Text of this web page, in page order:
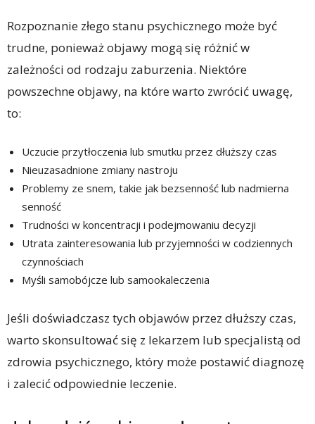
Rozpoznanie złego stanu psychicznego może być
trudne, ponieważ objawy mogą się różnić w
zależności od rodzaju zaburzenia. Niektóre
powszechne objawy, na które warto zwrócić uwagę,
to:
Uczucie przytłoczenia lub smutku przez dłuższy czas
Nieuzasadnione zmiany nastroju
Problemy ze snem, takie jak bezsenność lub nadmierna
senność
Trudności w koncentracji i podejmowaniu decyzji
Utrata zainteresowania lub przyjemności w codziennych
czynnościach
Myśli samobójcze lub samookaleczenia
Jeśli doświadczasz tych objawów przez dłuższy czas,
warto skonsultować się z lekarzem lub specjalistą od
zdrowia psychicznego, który może postawić diagnozę
i zalecić odpowiednie leczenie.